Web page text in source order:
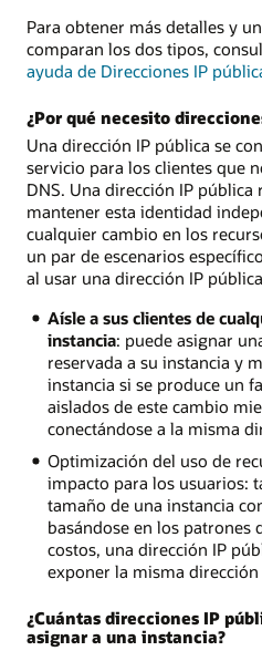
Para obtener más detalles y
comparan los dos tipos,
ayuda de Direcciones IP
¿Por qué necesito
Una dirección IP pública se
servicio para los clientes que
DNS. Una dirección IP
mantener esta identidad
cualquier cambio en los
un par de escenarios
al usar una dirección IP
Aísle a sus clientes de
instancia: puede asignar
reservada a su instancia y
instancia si se produce un
aislados de este cambio
conectándose a la misma
Optimización del uso de
impacto para los usuarios:
tamaño de una instancia
basándose en los patrones
costos, una dirección IP
exponer la misma
¿Cuántas direcciones IP
asignar a una instancia?